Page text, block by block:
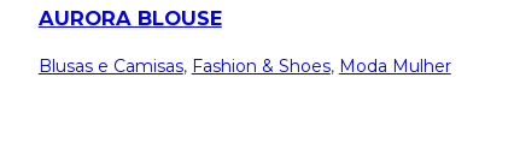
AURORA BLOUSE
Blusas e Camisas, Fashion & Shoes, Moda Mulher